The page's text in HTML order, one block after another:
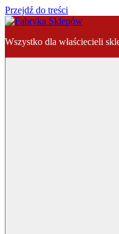
Przejdź do treści
Fabryka
Wszystko dla właściecieli